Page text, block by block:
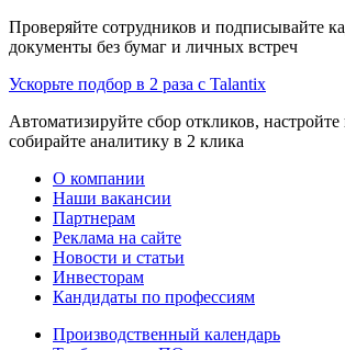
Проверяйте сотрудников и подписывайте
документы без бумаг и личных встреч
Ускорьте подбор в 2 раза с Talantix
Автоматизируйте сбор откликов, настройте
собирайте аналитику в 2 клика
О компании
Наши вакансии
Партнерам
Реклама на сайте
Новости и статьи
Инвесторам
Кандидаты по профессиям
Производственный календарь